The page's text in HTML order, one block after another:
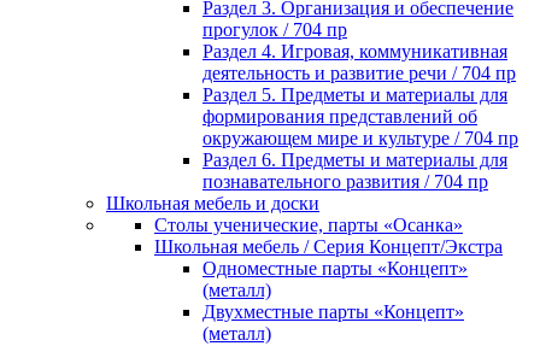
Раздел 3. Организация и обеспечение
прогулок / 704 пр
Раздел 4. Игровая, коммуникативная
деятельность и развитие речи / 704 пр
Раздел 5. Предметы и материалы для
формирования представлений об
окружающем мире и культуре / 704 пр
Раздел 6. Предметы и материалы для
познавательного развития / 704 пр
Школьная мебель и доски
Столы ученические, парты «Осанка»
Школьная мебель / Серия Концепт/Экстра
Одноместные парты «Концепт»
(металл)
Двухместные парты «Концепт»
(металл)